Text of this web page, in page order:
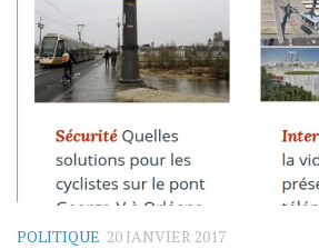
POLITIQUE 20 JANVIER 2017